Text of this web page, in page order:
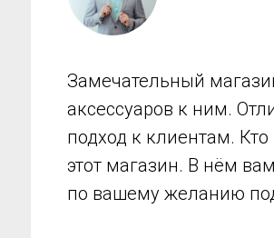
Замечательный
аксессуаров к ним.
подход к клиентам.
этот магазин. В нём
по вашему желанию